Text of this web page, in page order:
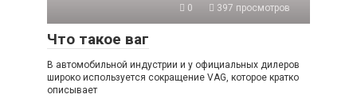
0 397 просмотров
Что такое ваг
В автомобильной индустрии и у официальных дилеров
широко используется сокращение VAG, которое кратко
описывает